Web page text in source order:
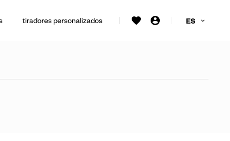
tiradores personalizados ES